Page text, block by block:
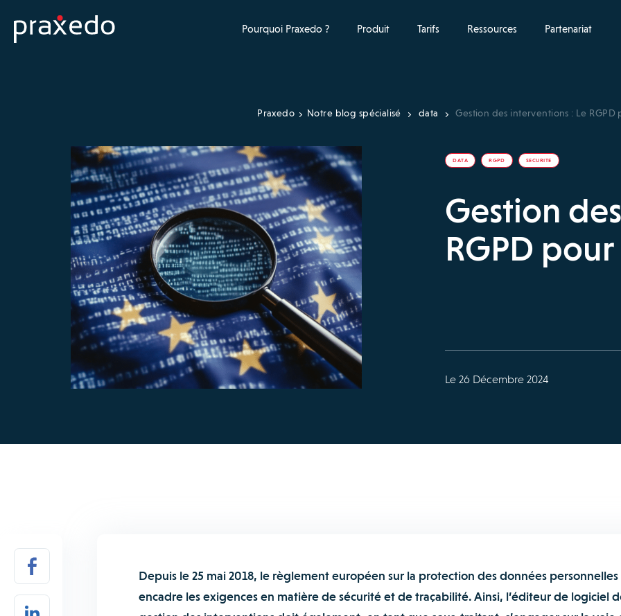
Pourquoi Praxedo ? Produit Tarifs Ressources Partenariat
Praxedo Notre blog spécialisé data Gestion des interventions : Le RGPD
DATA RGPD SECURITE
Gestion
RGPD
Le 26 Décembre 2024
Depuis le 25 mai 2018, le règlement européen sur la protection des données personnelles
encadre les exigences en matière de sécurité et de traçabilité. Ainsi, l’éditeur de logiciel